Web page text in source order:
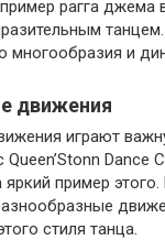
рагга джема
многообразия и
движения
играют
Dance
пример
стиля танца.